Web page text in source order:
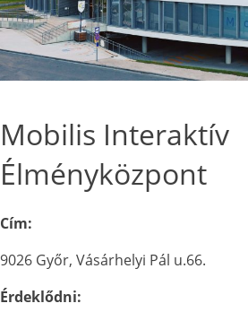
Mobilis Interaktív
Élményközpont
Cím:
9026 Győr, Vásárhelyi Pál u.66.
Érdeklődni: